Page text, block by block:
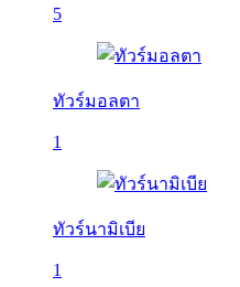
5
ทัวร์มอลตา
1
ทัวร์นามิเบีย
1